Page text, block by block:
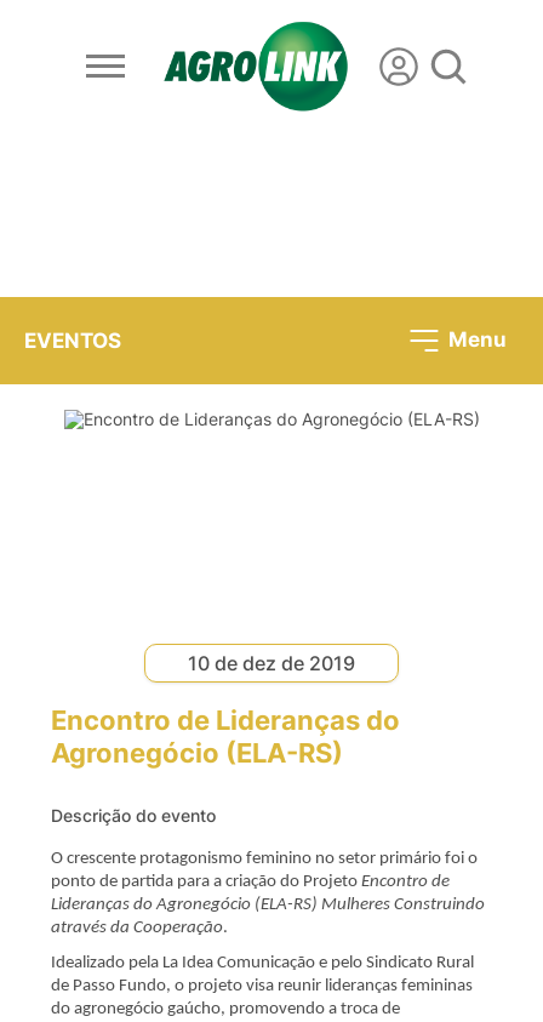
EVENTOS Menu
10 de dez de 2019
Encontro de Lideranças do
Agronegócio (ELA-RS)
Descrição do evento
O crescente protagonismo feminino no setor primário foi o
ponto de partida para a criação do Projeto Encontro de
Lideranças do Agronegócio (ELA-RS) Mulheres Construindo
através da Cooperação.
Idealizado pela La Idea Comunicação e pelo Sindicato Rural
de Passo Fundo, o projeto visa reunir lideranças femininas
do agronegócio gaúcho, promovendo a troca de